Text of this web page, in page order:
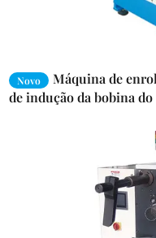
Novo
Máquina de
de indução da bobina